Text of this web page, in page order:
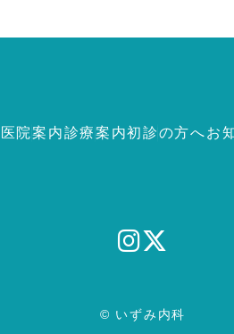
医院案内診療案内初診の方へお
© いずみ内科